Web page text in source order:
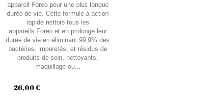
appareil Foreo pour une plus longue
durée de vie. Cette formule à action
rapide nettoie tous les
appareils Foreo et en prolonge leur
durée de vie en éliminant 99,9% des
bactéries, impuretés, et résidus de
produits de soin, nettoyants,
maquillage ou...
26,00 €